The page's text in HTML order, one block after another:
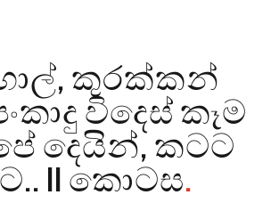
කුරක්කන්
විදෙස් කෑම
දෙයින්, කටට
II කොටස.